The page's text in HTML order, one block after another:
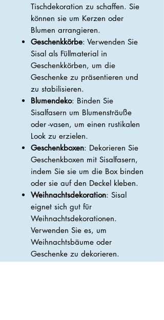
Tischdekoration zu schaffen. Sie
können sie um Kerzen oder
Blumen arrangieren.
Geschenkkörbe: Verwenden Sie
Sisal als Füllmaterial in
Geschenkkörben, um die
Geschenke zu präsentieren und
zu stabilisieren.
Blumendeko: Binden Sie
Sisalfasern um Blumensträuße
oder -vasen, um einen rustikalen
Look zu erzielen.
Geschenkboxen: Dekorieren Sie
Geschenkboxen mit Sisalfasern,
indem Sie sie um die Box binden
oder sie auf den Deckel kleben.
Weihnachtsdekoration: Sisal
eignet sich gut für
Weihnachtsdekorationen.
Verwenden Sie es, um
Weihnachtsbäume oder
Geschenke zu dekorieren.